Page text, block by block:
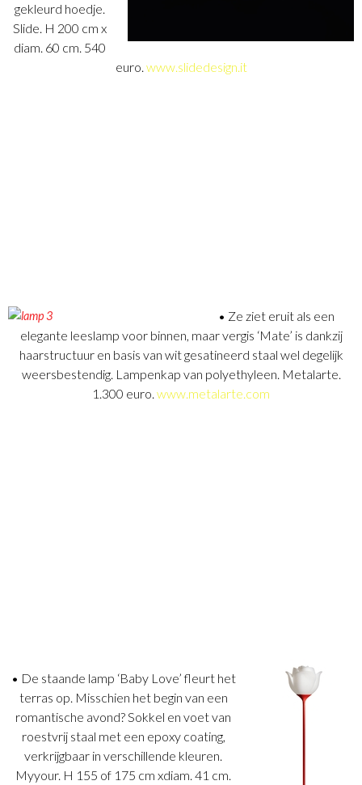
gekleurd hoedje.
Slide. H 200 cm x
diam. 60 cm. 540
euro. www.slidedesign.it
• Ze ziet eruit als een
elegante leeslamp voor binnen, maar vergis ‘Mate’ is dankzij
haarstructuur en basis van wit gesatineerd staal wel degelijk
weersbestendig. Lampenkap van polyethyleen. Metalarte.
1.300 euro. www.metalarte.com
• De staande lamp ‘Baby Love’ fleurt het
terras op. Misschien het begin van een
romantische avond? Sokkel en voet van
roestvrij staal met een epoxy coating,
verkrijgbaar in verschillende kleuren.
Myyour. H 155 of 175 cm xdiam. 41 cm.